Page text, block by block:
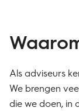
Als adviseurs
We brengen
die we doen, in